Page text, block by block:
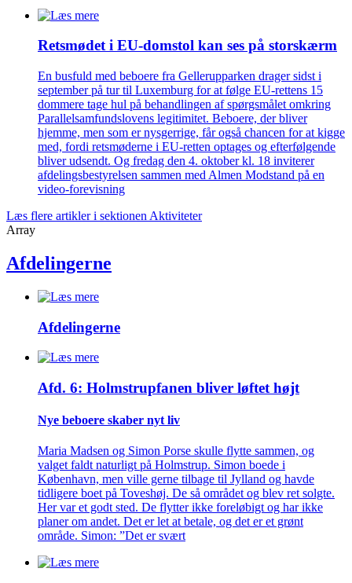
Retsmødet i EU-domstol kan ses på storskærm
En busfuld med beboere fra Gellerupparken drager sidst i
september på tur til Luxemburg for at følge EU-rettens 15
dommere tage hul på behandlingen af spørgsmålet omkring
Parallelsamfundslovens legitimitet. Beboere, der bliver
hjemme, men som er nysgerrige, får også chancen for at kigge
med, fordi retsmøderne i EU-retten optages og efterfølgende
bliver udsendt. Og fredag den 4. oktober kl. 18 inviterer
afdelingsbestyrelsen sammen med Almen Modstand på en
video-forevisning
Læs flere artikler i sektionen Aktiviteter
Array
Afdelingerne
Afdelingerne
Afd. 6: Holmstrupfanen bliver løftet højt
Nye beboere skaber nyt liv
Maria Madsen og Simon Porse skulle flytte sammen, og
valget faldt naturligt på Holmstrup. Simon boede i
København, men ville gerne tilbage til Jylland og havde
tidligere boet på Toveshøj. De så området og blev ret solgte.
Her var et godt sted. De flytter ikke foreløbigt og har ikke
planer om andet. Det er let at betale, og det er et grønt
område. Simon: ”Det er svært